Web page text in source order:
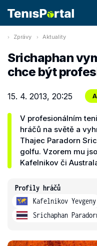
Zprávy Aktuality
Srichaphan
chce být
15. 4. 2013, 20:25
V profesionálním
hráčů na světě a
Thajec Paradorn
golfu. Vzorem mu
Kafelnikov či
Profily hráčů
Kafelnikov Yevgeny
Srichaphan